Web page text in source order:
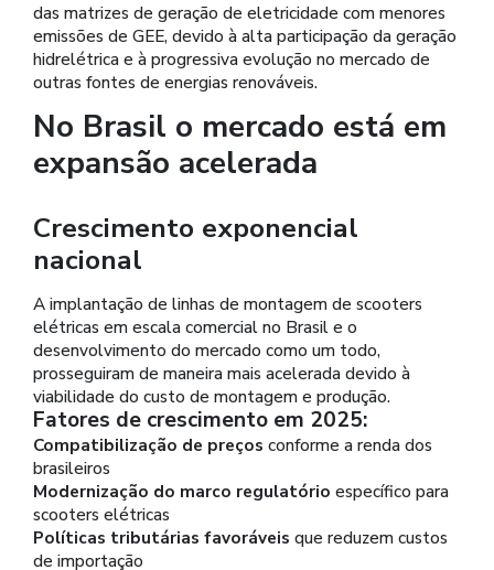
das matrizes de geração de eletricidade com menores
emissões de GEE, devido à alta participação da geração
hidrelétrica e à progressiva evolução no mercado de
outras fontes de energias renováveis.
No Brasil o mercado está em
expansão acelerada
Crescimento exponencial
nacional
A implantação de linhas de montagem de scooters
elétricas em escala comercial no Brasil e o
desenvolvimento do mercado como um todo,
prosseguiram de maneira mais acelerada devido à
viabilidade do custo de montagem e produção.
Fatores de crescimento em 2025:
Compatibilização de preços conforme a renda dos
brasileiros
Modernização do marco regulatório específico para
scooters elétricas
Políticas tributárias favoráveis que reduzem custos
de importação